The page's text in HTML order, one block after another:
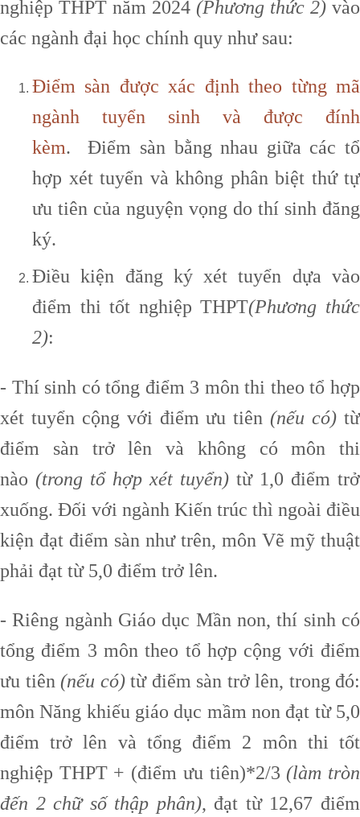
nghiệp THPT năm 2024 (Phương thức 2) vào
các ngành đại học chính quy như sau:
Điểm sàn được xác định theo từng mã
ngành tuyển sinh và được đính
kèm. Điểm sàn bằng nhau giữa các tổ
hợp xét tuyển và không phân biệt thứ tự
ưu tiên của nguyện vọng do thí sinh đăng
ký.
Điều kiện đăng ký xét tuyển dựa vào
điểm thi tốt nghiệp THPT(Phương thức
2):
- Thí sinh có tổng điểm 3 môn thi theo tổ hợp
xét tuyển cộng với điểm ưu tiên(nếu có) từ
điểm sàn trở lên và không có môn thi
nào (trong tổ hợp xét tuyển) từ 1,0 điểm trở
xuống. Đối với ngành Kiến trúc thì ngoài điều
kiện đạt điểm sàn như trên, môn Vẽ mỹ thuật
phải đạt từ 5,0 điểm trở lên.
- Riêng ngành Giáo dục Mần non, thí sinh có
tổng điểm 3 môn theo tổ hợp cộng với điểm
ưu tiên (nếu có)từ điểm sàn trở lên, trong đó:
môn Năng khiếu giáo dục mầm non đạt từ 5,0
điểm trở lên và tổng điểm 2 môn thi tốt
nghiệp THPT + (điểm ưu tiên)*2/3(làm tròn
đến 2 chữ số thập phân), đạt từ 12,67 điểm